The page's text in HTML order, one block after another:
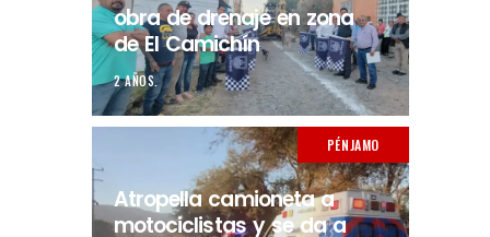
obra de drenaje en zona
de El Camichín
2 AÑOS.
PÉNJAMO
Atropella camioneta a
motociclistas y se da a